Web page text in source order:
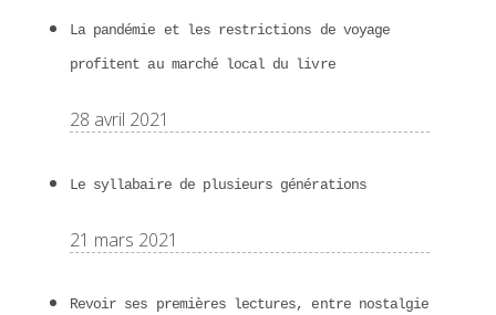
La pandémie et les restrictions de voyage
profitent au marché local du livre
28 avril 2021
Le syllabaire de plusieurs générations
21 mars 2021
Revoir ses premières lectures, entre nostalgie